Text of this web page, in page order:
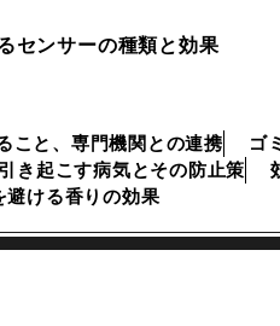
センサーの種類と効果
こと、専門機関との連携
ゴ
き起こす病気とその防止策
避ける香りの効果